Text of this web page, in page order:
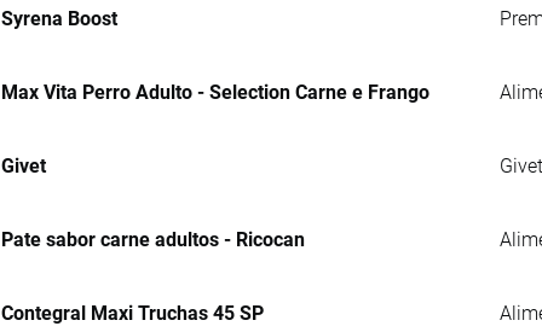
Syrena Boost
Max Vita Perro Adulto - Selection Carne e Frango
Givet
Pate sabor carne adultos - Ricocan
Contegral Maxi Truchas 45 SP